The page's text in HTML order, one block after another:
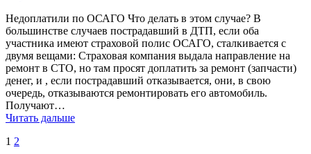
Недоплатили по ОСАГО Что делать в этом случае? В
большинстве случаев пострадавший в ДТП, если оба
участника имеют страховой полис ОСАГО, сталкивается с
двумя вещами: Страховая компания выдала направление на
ремонт в СТО, но там просят доплатить за ремонт (запчасти)
денег, и , если пострадавший отказывается, они, в свою
очередь, отказываются ремонтировать его автомобиль.
Получают…
Читать дальше
Навигация
Страница
1 Страница
2